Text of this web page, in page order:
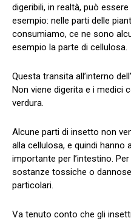
digeribili, in realtà, può
esempio: nelle parti delle
consumiamo, ce ne sono
esempio la parte di cellulosa.
Questa transita all’interno
Non viene digerita e i medici
verdura.
Alcune parti di insetto non
alla cellulosa, e quindi hanno
importante per l’intestino.
sostanze tossiche o
particolari.
Va tenuto conto che gli